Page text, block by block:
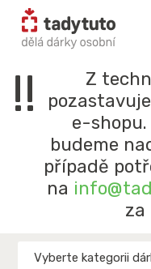
!!
Z
e-
budeme
případě
na
za
Vyberte kategorii